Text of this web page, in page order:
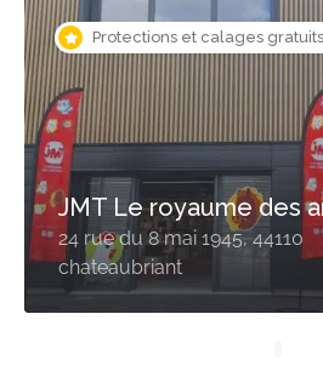
Protections et calages
JMT Le royaume des
24 rue du 8 mai 1945, 44110
chateaubriant